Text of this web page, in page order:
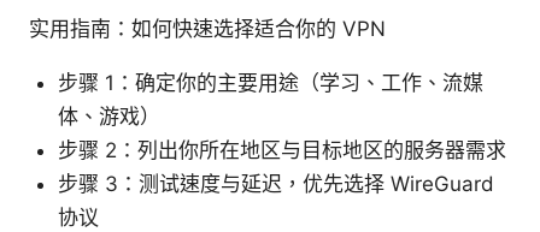
实用指南：如何快速选择适合你的 VPN
步骤 1：确定你的主要用途（学习、工作、流媒
体、游戏）
步骤 2：列出你所在地区与目标地区的服务器需求
步骤 3：测试速度与延迟，优先选择 WireGuard
协议